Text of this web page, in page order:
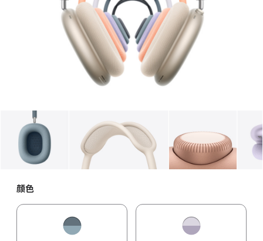
图库 1 图库 图像 图库 图像
颜色